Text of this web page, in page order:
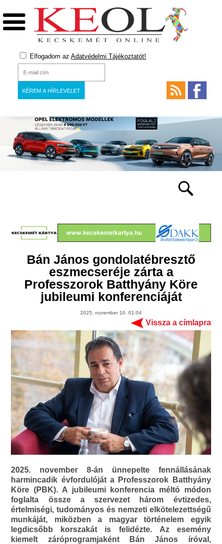
Elfogadom az Adatvédelmi Tájékoztatót!
Bán János gondolatébresztő
eszmecseréje zárta a
Professzorok Batthyány Köre
jubileumi konferenciáját
2025. november 10. 01:04
Vissza a címlapra
2025. november 8-án ünnepelte fennállásának
harmincadik évfordulóját a Professzorok Batthyány
Köre (PBK). A jubileumi konferencia méltó módon
foglalta össze a szervezet három évtizedes,
értelmiségi, tudományos és nemzeti elkötelezettségű
munkáját, miközben a magyar történelem egyik
legdicsőbb korszakát is felidézte. Az esemény
kiemelt záróprogramjaként Bán János íróval,